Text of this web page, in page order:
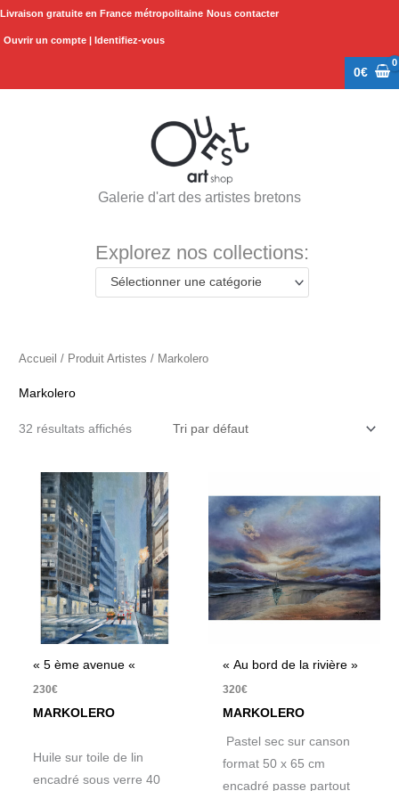
Aller
Livraison gratuite en France métropolitaine Nous contacter
Ouvrir un compte | Identifiez-vous
0€
Galerie d'art des artistes bretons
Explorez nos collections:
Sélectionner une catégorie
Accueil / Produit Artistes / Markolero
Markolero
32 résultats affichés
« 5 ème avenue «
230€
MARKOLERO
Huile sur toile de lin
encadré sous verre 40
« Au bord de la rivière »
320€
MARKOLERO
Pastel sec sur canson
format 50 x 65 cm
encadré passe partout